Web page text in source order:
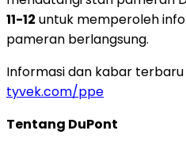
11-12 untuk memperoleh
pameran berlangsung.
Informasi dan kabar terbaru
tyvek.com/ppe
Tentang DuPont